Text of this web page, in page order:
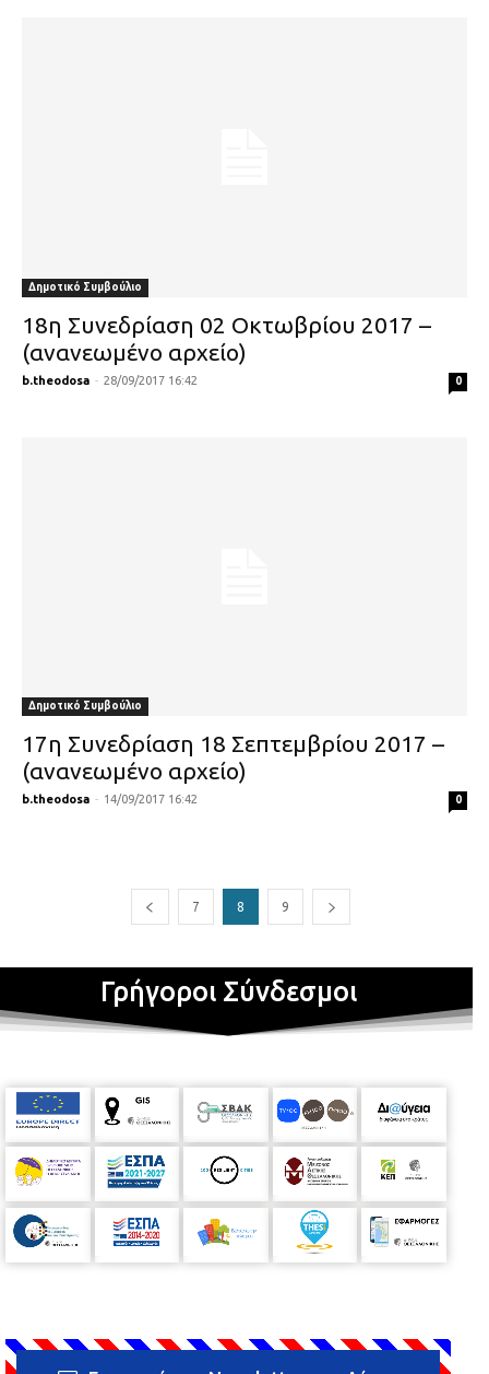
Δημοτικό Συμβούλιο
18η Συνεδρίαση 02 Οκτωβρίου 2017 –
(ανανεωμένο αρχείο)
b.theodosa - 28/09/2017 16:42 0
Δημοτικό Συμβούλιο
17η Συνεδρίαση 18 Σεπτεμβρίου 2017 –
(ανανεωμένο αρχείο)
b.theodosa - 14/09/2017 16:42 0
7 8 9
Γρήγοροι Σύνδεσμοι